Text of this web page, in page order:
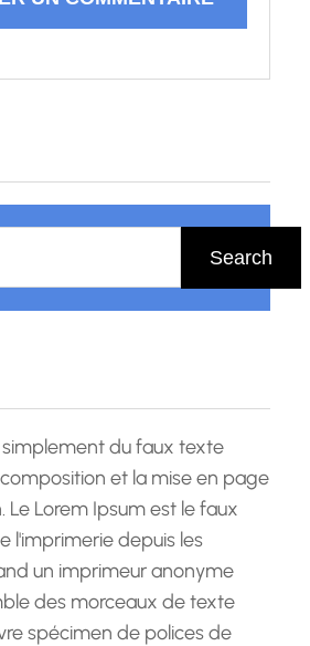
Search
du faux texte
et la mise en page
Le Lorem Ipsum est le faux
l'imprimerie depuis les
un imprimeur anonyme
des morceaux de texte
spécimen de polices de